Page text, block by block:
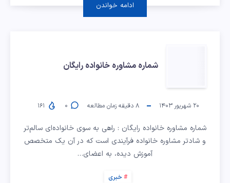
ادامه خواندن
شماره
خانواده
رایگان
شماره مشاوره خانواده رایگان
۲۰ شهریور ۱۴۰۳ ۸ دقیقه زمان مطالعه ۰
شماره مشاوره خانواده رایگان : راهی به سوی خانواده‌ای سالم‌تر
و شادتر مشاوره خانواده فرآیندی است که در آن یک متخصص
آموزش دیده، به اعضای…
خبری